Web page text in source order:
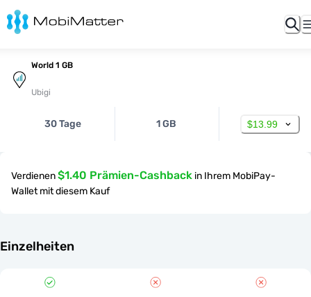
World 1 GB
Ubigi
30 Tage 1 GB $13.99
Verdienen$1.40 Prämien-Cashback in Ihrem MobiPay-
Wallet mit diesem Kauf
Einzelheiten